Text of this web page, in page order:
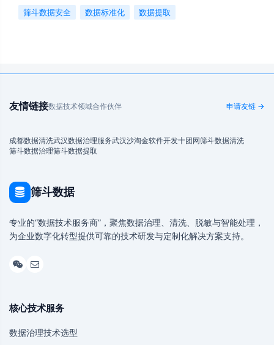
筛斗数据安全
数据标准化 数据提取
友情链接数据技术领域合作伙伴 申请友链 →
成都数据清洗武汉数据治理服务武汉沙淘金软件开发十团网筛斗数据清洗
筛斗数据治理筛斗数据提取
筛斗数据
专业的“数据技术服务商”，聚焦数据治理、清洗、脱敏与智能处理，
为企业数字化转型提供可靠的技术研发与定制化解决方案支持。
核心技术服务
数据治理技术选型